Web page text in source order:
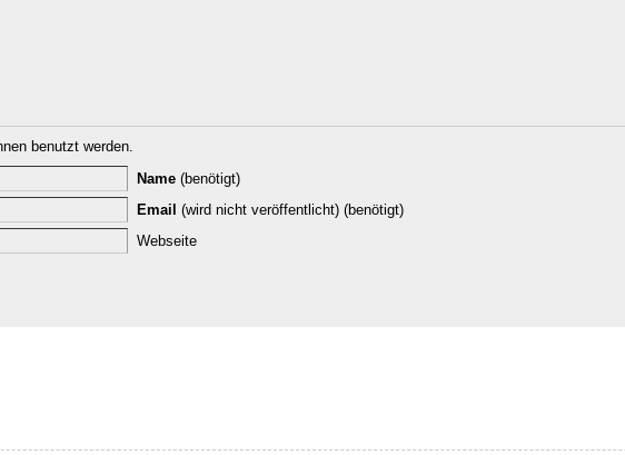
benutzt werden.
Name (benötigt)
Email (wird nicht veröffentlicht) (benötigt)
Webseite